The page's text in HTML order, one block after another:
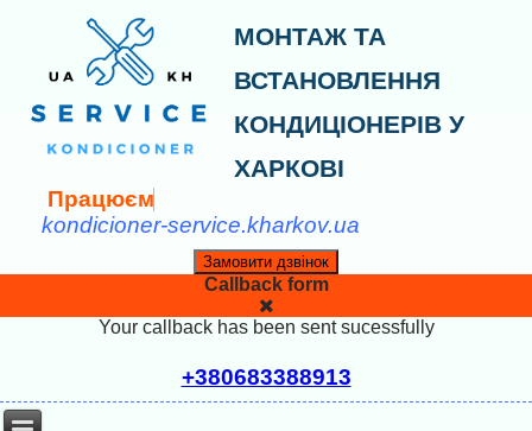
МОНТАЖ ТА
ВСТАНОВЛЕННЯ
КОНДИЦІОНЕРІВ У
ХАРКОВІ
Працюєм
kondicioner-service.kharkov.ua
Замовити дзвінок
Callback form
Your callback has been sent sucessfully
+380683388913